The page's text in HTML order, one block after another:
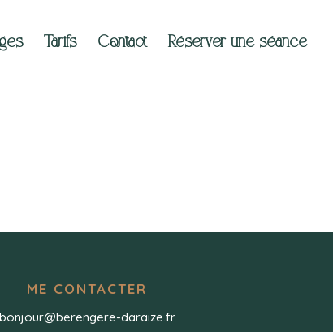
Tarifs Contact Réserver une séance
ME CONTACTER
bonjour@berengere-daraize.fr